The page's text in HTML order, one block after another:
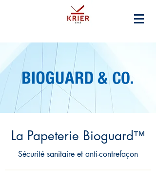
La Papeterie Bioguard™
Sécurité sanitaire et anti-contrefaçon